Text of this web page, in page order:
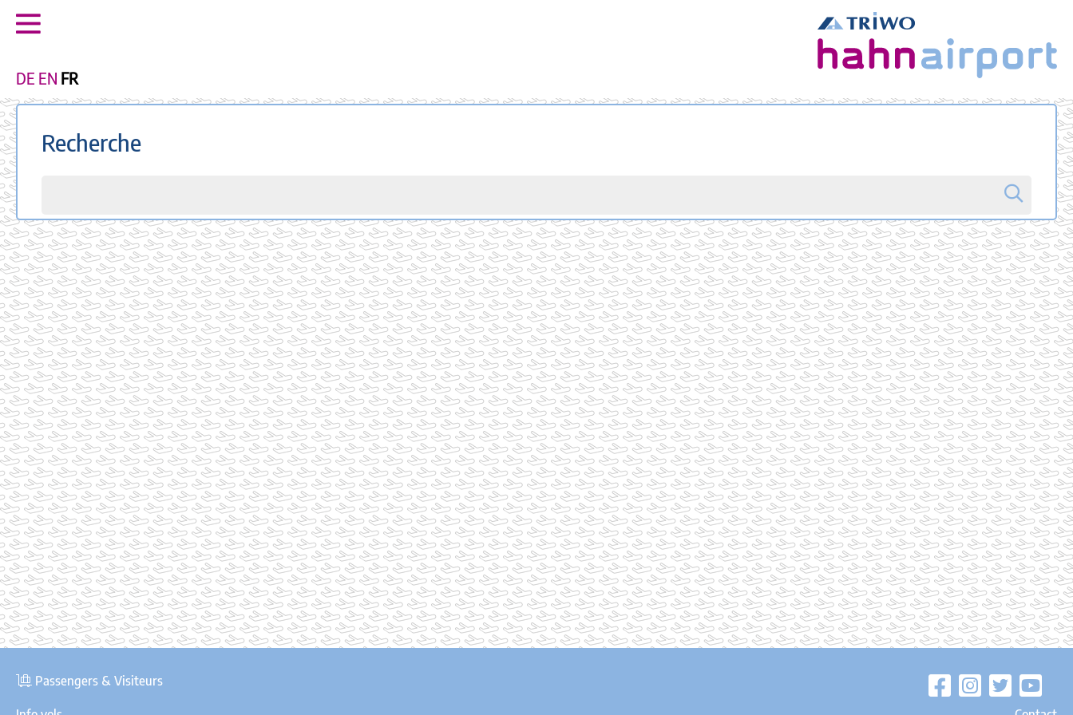
DE EN FR
Recherche
Passengers & Visiteurs